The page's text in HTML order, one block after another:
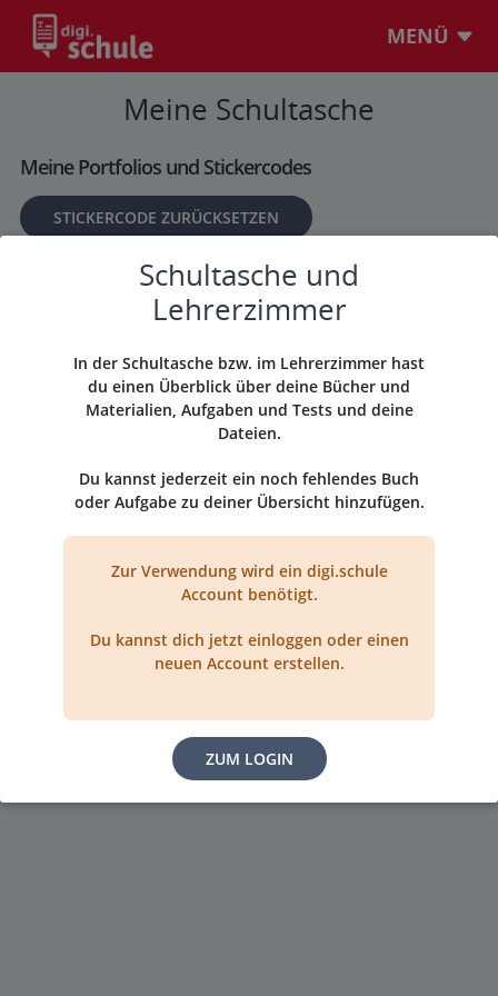
MENÜ
Meine Schultasche
Meine Portfolios und Stickercodes
STICKERCODE ZURÜCKSETZEN
BITTE AUSWÄHLEN
Meine Bücher und Materialien
Hier kannst duall deine Bücher und Materialien
Stickercode und PINhinzufügen.
mit einem Klick öffnen.
Schultasche und
Lehrerzimmer
In der Schultasche bzw. im Lehrerzimmer hast
du einen Überblick über deine Bücher und
Materialien, Aufgaben und Tests und deine
Dateien.
Du kannst jederzeit ein noch fehlendes Buch
oder Aufgabe zu deiner Übersicht hinzufügen.
Zur Verwendung wird ein digi.schule
Account benötigt.
Du kannst dich jetzt einloggen oder einen
neuen Account erstellen.
ZUM LOGIN